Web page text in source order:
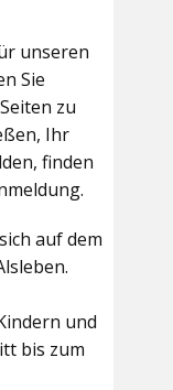
unseren
Sie
zu
Ihr
finden
auf dem
und
bis zum